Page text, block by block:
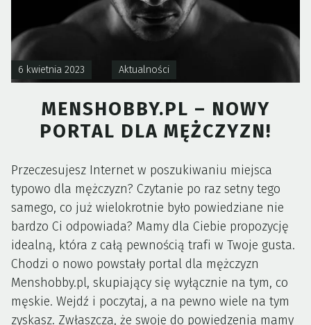
6 kwietnia 2023 Aktualności
MENSHOBBY.PL – NOWY
PORTAL DLA MĘŻCZYZN!
Przeczesujesz Internet w poszukiwaniu miejsca
typowo dla mężczyzn? Czytanie po raz setny tego
samego, co już wielokrotnie było powiedziane nie
bardzo Ci odpowiada? Mamy dla Ciebie propozycję
idealną, która z całą pewnością trafi w Twoje gusta.
Chodzi o nowo powstały portal dla mężczyzn
Menshobby.pl, skupiający się wyłącznie na tym, co
męskie. Wejdź i poczytaj, a na pewno wiele na tym
zyskasz. Zwłaszcza, że swoje do powiedzenia mamy